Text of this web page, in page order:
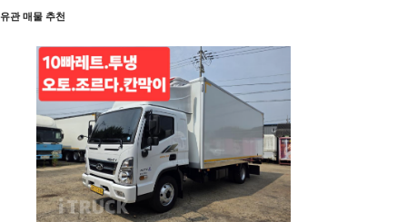
유관 매물 추천